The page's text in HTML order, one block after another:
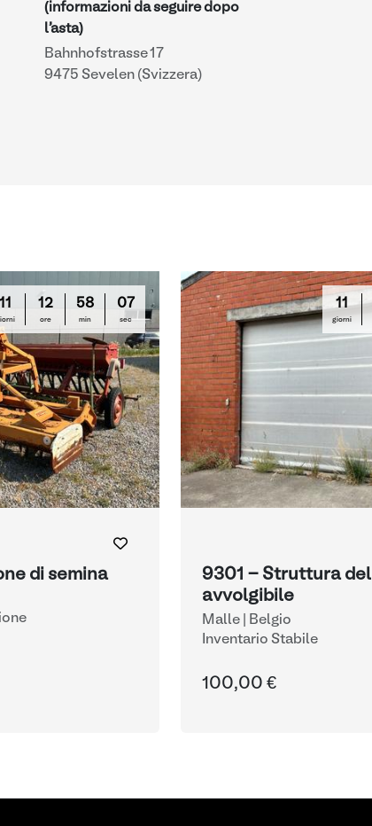
(informazioni da seguire dopo
l'asta)
Bahnhofstrasse 17
9475 Sevelen (Svizzera)
11 12
ore
58
min
06
sec
di semina
11
giorni
9301 - Struttura
avvolgibile
Malle | Belgio
Inventario Stabile
100,00 €